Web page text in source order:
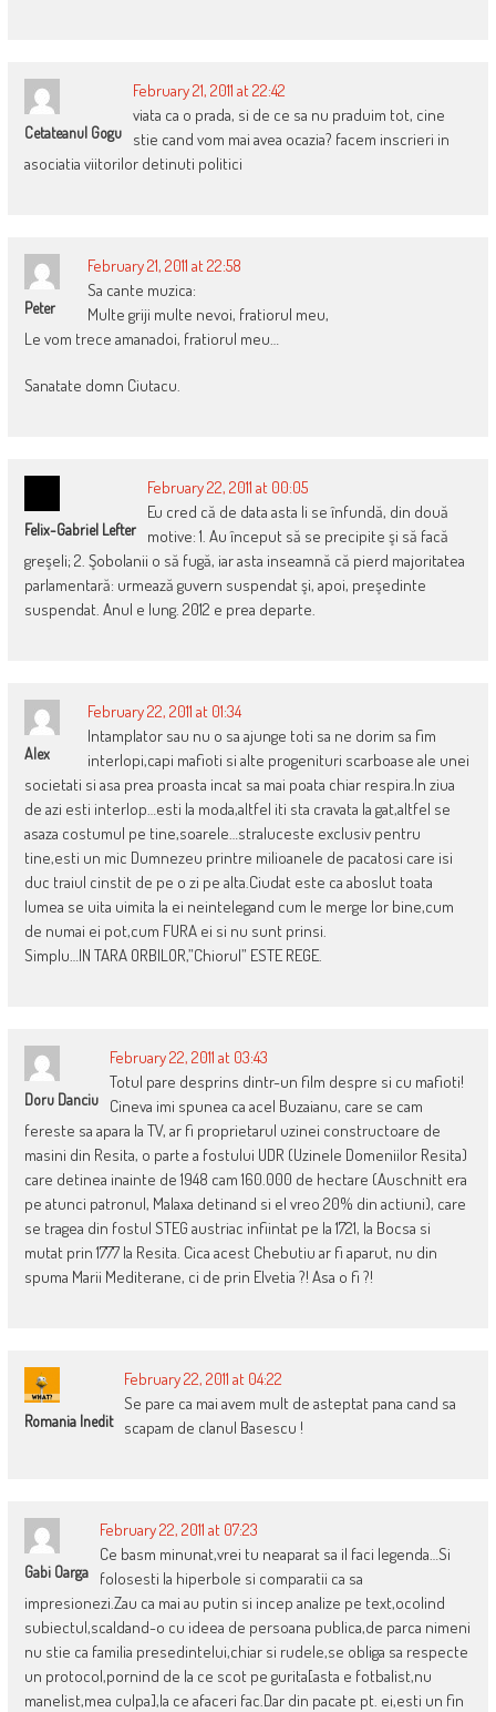
Cetateanul Gogu
February 21, 2011 at 22:42
viata ca o prada, si de ce sa nu praduim tot, cine
stie cand vom mai avea ocazia? facem inscrieri in
asociatia viitorilor detinuti politici
Peter
February 21, 2011 at 22:58
Sa cante muzica:
Multe griji multe nevoi, fratiorul meu,
Le vom trece amanadoi, fratiorul meu…
Sanatate domn Ciutacu.
Felix-Gabriel Lefter
February 22, 2011 at 00:05
Eu cred că de data asta li se înfundă, din două
motive: 1. Au început să se precipite şi să facă
greşeli; 2. Şobolanii o să fugă, iar asta inseamnă că pierd majoritatea
parlamentară: urmează guvern suspendat şi, apoi, preşedinte
suspendat. Anul e lung. 2012 e prea departe.
Alex
February 22, 2011 at 01:34
Intamplator sau nu o sa ajunge toti sa ne dorim sa fim
interlopi,capi mafioti si alte progenituri scarboase ale unei
societati si asa prea proasta incat sa mai poata chiar respira.In ziua
de azi esti interlop…esti la moda,altfel iti sta cravata la gat,altfel se
asaza costumul pe tine,soarele…straluceste exclusiv pentru
tine,esti un mic Dumnezeu printre milioanele de pacatosi care isi
duc traiul cinstit de pe o zi pe alta.Ciudat este ca aboslut toata
lumea se uita uimita la ei neintelegand cum le merge lor bine,cum
de numai ei pot,cum FURA ei si nu sunt prinsi.
Simplu…IN TARA ORBILOR,”Chiorul” ESTE REGE.
Doru Danciu
February 22, 2011 at 03:43
Totul pare desprins dintr-un film despre si cu mafioti!
Cineva imi spunea ca acel Buzaianu, care se cam
fereste sa apara la TV, ar fi proprietarul uzinei constructoare de
masini din Resita, o parte a fostului UDR (Uzinele Domeniilor Resita)
care detinea inainte de 1948 cam 160.000 de hectare (Auschnitt era
pe atunci patronul, Malaxa detinand si el vreo 20% din actiuni), care
se tragea din fostul STEG austriac infiintat pe la 1721, la Bocsa si
mutat prin 1777 la Resita. Cica acest Chebutiu ar fi aparut, nu din
spuma Marii Mediterane, ci de prin Elvetia ?! Asa o fi ?!
Romania Inedit
February 22, 2011 at 04:22
Se pare ca mai avem mult de asteptat pana cand sa
scapam de clanul Basescu !
Gabi Oarga
February 22, 2011 at 07:23
Ce basm minunat,vrei tu neaparat sa il faci legenda…Si
folosesti la hiperbole si comparatii ca sa
impresionezi.Zau ca mai au putin si incep analize pe text,ocolind
subiectul,scaldand-o cu ideea de persoana publica,de parca nimeni
nu stie ca familia presedintelui,chiar si rudele,se obliga sa respecte
un protocol,pornind de la ce scot pe gurita[asta e fotbalist,nu
manelist,mea culpa],la ce afaceri fac.Dar din pacate pt. ei,esti un fin